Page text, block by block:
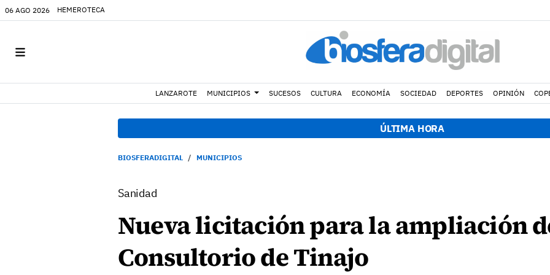
06 AGO 2026 HEMEROTECA
LANZAROTE MUNICIPIOS SUCESOS CULTURA ECONOMÍA SOCIEDAD DEPORTES OPINIÓN
ÚLTIMA HORA
BIOSFERADIGITAL MUNICIPIOS
Sanidad
Nueva licitación para la ampliación
Consultorio de Tinajo